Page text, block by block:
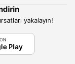
yakalayın!
Play